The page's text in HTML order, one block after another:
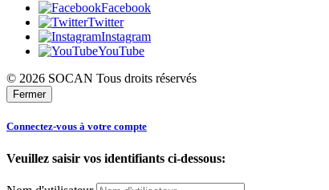
Facebook
Twitter
Instagram
YouTube
© 2026 SOCAN Tous droits réservés
Fermer
Connectez-vous à votre compte
Veuillez saisir vos identifiants ci-dessous: